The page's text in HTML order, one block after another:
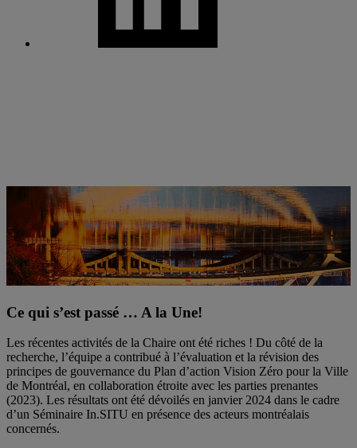
Ce qui s’est passé … A la Une!
Les récentes activités de la Chaire ont été riches ! Du côté de la
recherche, l’équipe a contribué à l’évaluation et la révision des
principes de gouvernance du Plan d’action Vision Zéro pour la Ville
de Montréal, en collaboration étroite avec les parties prenantes
(2023). Les résultats ont été dévoilés en janvier 2024 dans le cadre
d’un Séminaire In.SITU en présence des acteurs montréalais
concernés.